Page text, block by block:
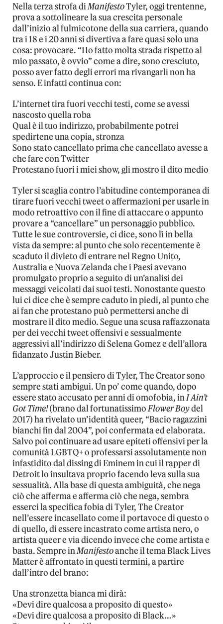
Nella terza strofa diManifestoTyler, oggi trentenne,
prova a sottolineare la sua crescita personale
dall’inizio al fulmicotone della sua carriera, quando
tra i 18 e i 20 anni si divertiva a fare quasi solo una
cosa: provocare. “Ho fatto molta strada rispetto al
mio passato, è ovvio” come a dire, sono cresciuto,
posso aver fatto degli errori ma rivangarli non ha
senso. E infatti continua con:
L’internet tira fuori vecchi testi, come se avessi
nascosto quella roba
Qual è il tuo indirizzo, probabilmente potrei
spedirtene una copia, stronza
Sono stato cancellato prima che cancellato avesse a
che fare con Twitter
Protestano fuori i miei show, gli mostro il dito medio
Tyler si scaglia contro l’abitudine contemporanea di
tirare fuori vecchi tweet o affermazioni per usarle in
modo retroattivo con il fine di attaccare o appunto
provare a “cancellare” un personaggio pubblico.
Tutte le sue controversie, ci dice, sono lì in bella
vista da sempre: al punto che solo recentemente è
scaduto il divieto di entrare nel Regno Unito,
Australia e Nuova Zelanda che i Paesi avevano
promulgato proprio a seguito di un’analisi dei
messaggi veicolati dai suoi testi. Nonostante questo
lui ci dice che è sempre caduto in piedi, al punto che
ai fan che protestano può permettersi anche di
mostrare il dito medio. Segue una scusa raffazzonata
per dei vecchi tweet offensivi e sessualmente
aggressivi all’indirizzo di Selena Gomez e dell’allora
fidanzato Justin Bieber.
L’approccio e il pensiero di Tyler, The Creator sono
sempre stati ambigui. Un po’ come quando, dopo
essere stato accusato per anni di omofobia, inI Ain’t
Got Time!(brano dal fortunatissimoFlower Boydel
2017) ha rivelato un’identità queer, “Bacio ragazzini
bianchi fin dal 2004”, poi confermata ed elaborata.
Salvo poi continuare ad usare epiteti offensivi per la
comunità LGBTQ+ o professarsi assolutamente non
infastidito dal dissing di Eminem in cui il rapper di
Detroit lo insultava proprio facendo leva sulla sua
sessualità. Alla base di questa ambiguità, che nega
ciò che afferma e afferma ciò che nega, sembra
esserci la specifica fobia di Tyler, The Creator
nell’essere incasellato come il portavoce di questo o
di quello, di essere incastrato come artista nero, o
artista queer e via dicendo invece che come artista e
basta. Sempre inManifestoanche il tema Black Lives
Matter è affrontato in questi termini, a partire
dall’intro del brano:
Una stronzetta bianca mi dirà:
«Devi dire qualcosa a proposito di questo»
«Devi dire qualcosa a proposito di Black…»